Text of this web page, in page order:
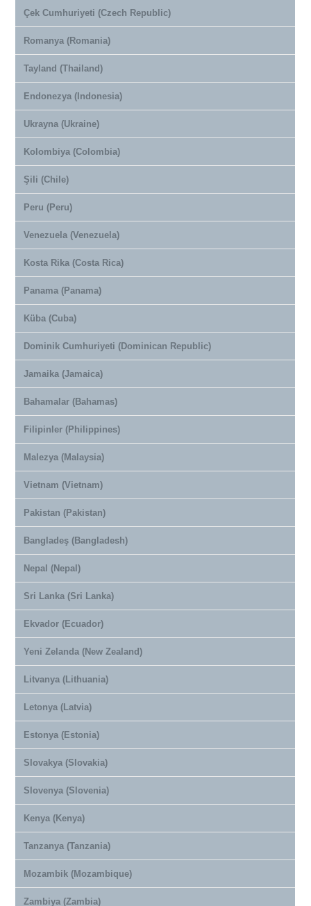
Çek Cumhuriyeti (Czech Republic)
Romanya (Romania)
Tayland (Thailand)
Endonezya (Indonesia)
Ukrayna (Ukraine)
Kolombiya (Colombia)
Şili (Chile)
Peru (Peru)
Venezuela (Venezuela)
Kosta Rika (Costa Rica)
Panama (Panama)
Küba (Cuba)
Dominik Cumhuriyeti (Dominican Republic)
Jamaika (Jamaica)
Bahamalar (Bahamas)
Filipinler (Philippines)
Malezya (Malaysia)
Vietnam (Vietnam)
Pakistan (Pakistan)
Bangladeş (Bangladesh)
Nepal (Nepal)
Sri Lanka (Sri Lanka)
Ekvador (Ecuador)
Yeni Zelanda (New Zealand)
Litvanya (Lithuania)
Letonya (Latvia)
Estonya (Estonia)
Slovakya (Slovakia)
Slovenya (Slovenia)
Kenya (Kenya)
Tanzanya (Tanzania)
Mozambik (Mozambique)
Zambiya (Zambia)